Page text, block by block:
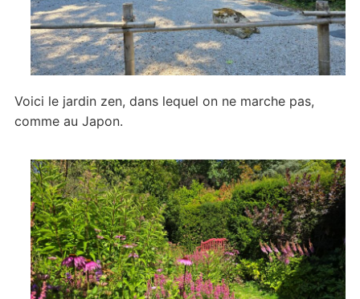
Voici le jardin zen, dans lequel on ne marche pas,
comme au Japon.